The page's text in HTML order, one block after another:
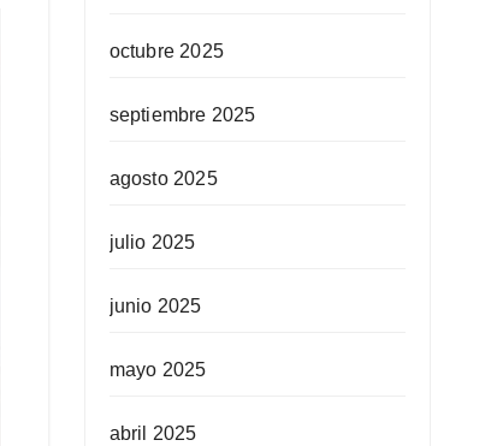
octubre 2025
septiembre 2025
agosto 2025
julio 2025
junio 2025
mayo 2025
abril 2025